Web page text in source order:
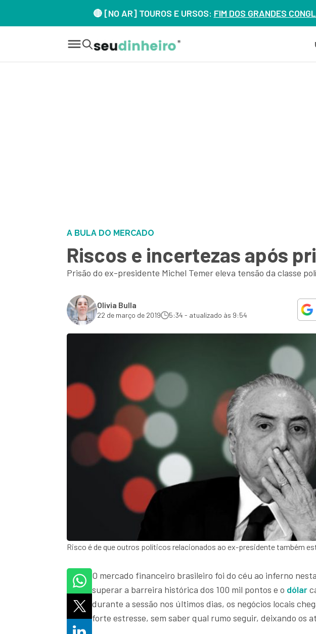
🔴 [NO AR] TOUROS E URSOS: FIM DOS GRANDES
A BULA DO MERCADO
Riscos e incertezas após
Prisão do ex-presidente Michel Temer eleva tensão da classe
Olivia Bulla
22 de março de 2019 5:34 - atualizado às 9:54
Risco é de que outros políticos relacionados ao ex-presidente também
O mercado financeiro brasileiro foi do céu ao inferno
superar a barreira histórica dos 100 mil pontos e o dólar
durante a sessão nos últimos dias, os negócios locais
forte estresse, sem saber qual rumo seguir, deixando os